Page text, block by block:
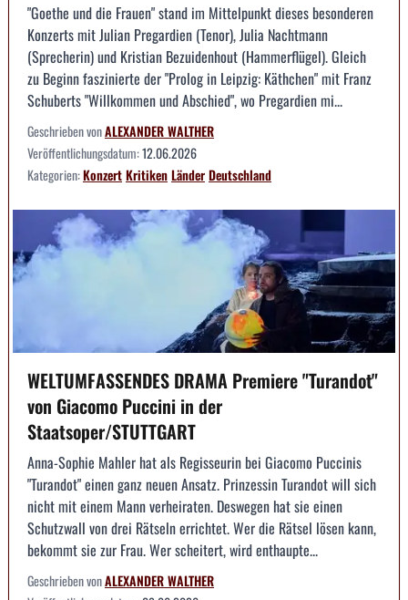
"Goethe und die Frauen" stand im Mittelpunkt dieses besonderen
Konzerts mit Julian Pregardien (Tenor), Julia Nachtmann
(Sprecherin) und Kristian Bezuidenhout (Hammerflügel). Gleich
zu Beginn faszinierte der "Prolog in Leipzig: Käthchen" mit Franz
Schuberts "Willkommen und Abschied", wo Pregardien mi...
Geschrieben vonALEXANDER WALTHER
Veröffentlichungsdatum:12.06.2026
Kategorien:KonzertKritikenLänderDeutschland
WELTUMFASSENDES DRAMA Premiere "Turandot"
von Giacomo Puccini in der
Staatsoper/STUTTGART
Anna-Sophie Mahler hat als Regisseurin bei Giacomo Puccinis
"Turandot" einen ganz neuen Ansatz. Prinzessin Turandot will sich
nicht mit einem Mann verheiraten. Deswegen hat sie einen
Schutzwall von drei Rätseln errichtet. Wer die Rätsel lösen kann,
bekommt sie zur Frau. Wer scheitert, wird enthaupte...
Geschrieben vonALEXANDER WALTHER